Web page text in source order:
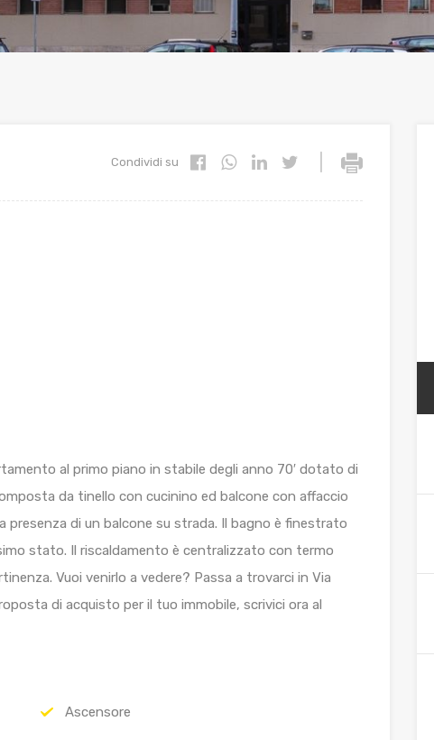
Condividi su
al primo piano in stabile degli anno 70′ dotato di
da tinello con cucinino ed balcone con affaccio
presenza di un balcone su strada. Il bagno è finestrato
stato. Il riscaldamento è centralizzato con termo
Vuoi venirlo a vedere? Passa a trovarci in Via
di acquisto per il tuo immobile, scrivici ora al
Ascensore